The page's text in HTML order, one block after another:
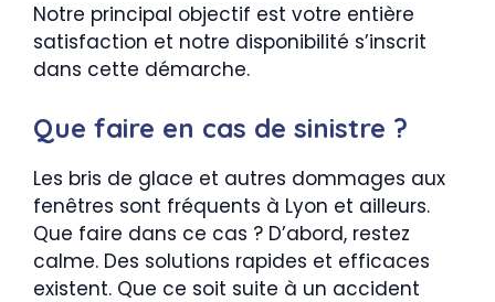
Notre principal objectif est votre entière
satisfaction et notre disponibilité s’inscrit
dans cette démarche.
Que faire en cas de sinistre ?
Les bris de glace et autres dommages aux
fenêtres sont fréquents à Lyon et ailleurs.
Que faire dans ce cas ? D’abord, restez
calme. Des solutions rapides et efficaces
existent. Que ce soit suite à un accident